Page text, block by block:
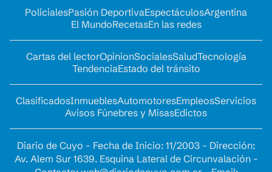
PolicialesPasión DeportivaEspectáculosArgentina
El MundoRecetasEn las redes
Cartas del lectorOpinionSocialesSaludTecnología
TendenciaEstado del tránsito
ClasificadosInmueblesAutomotoresEmpleosServicios
Avisos Fúnebres y MisasEdictos
Diario de Cuyo - Fecha de Inicio: 11/2003 - Dirección:
Av. Alem Sur 1639. Esquina Lateral de Circunvalación -